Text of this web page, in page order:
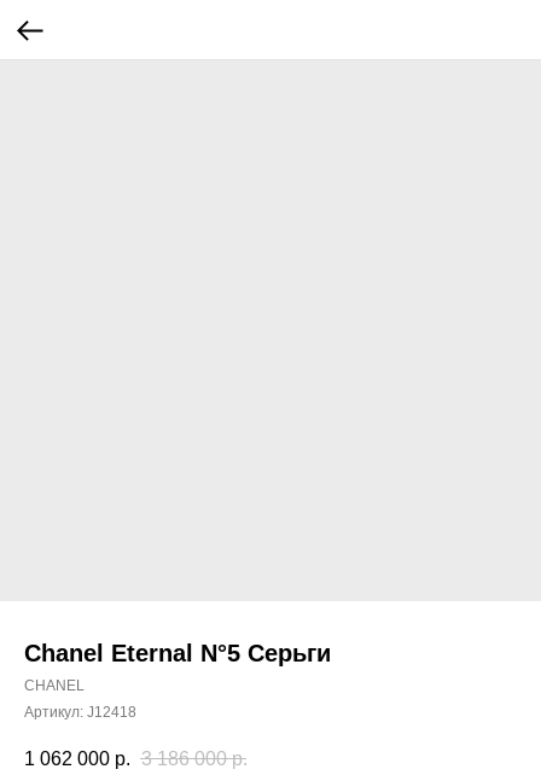
Chanel Eternal N°5 Серьги
CHANEL
Артикул: J12418
1 062 000 р. 3 186 000 р.